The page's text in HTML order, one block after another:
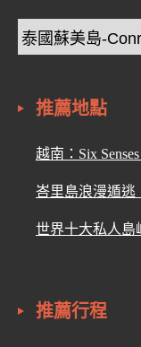
推薦地點
越南：Six
峇里島浪漫遁逃
世界十大私人島
推薦行程